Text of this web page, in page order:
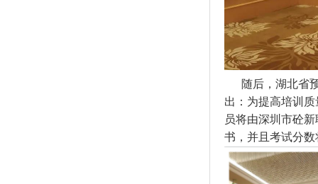
随后，湖北省
出：为提高培训
员将由深圳市砼
书，并且考试分